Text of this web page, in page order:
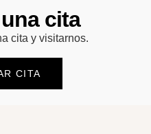
cita
cita y visitarnos.
CITA